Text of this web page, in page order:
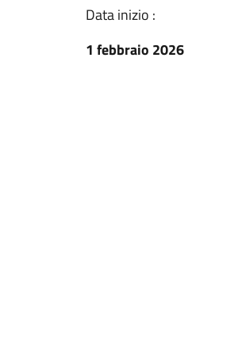
Data inizio :
1 febbraio 2026